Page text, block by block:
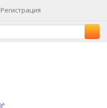
Регистрация